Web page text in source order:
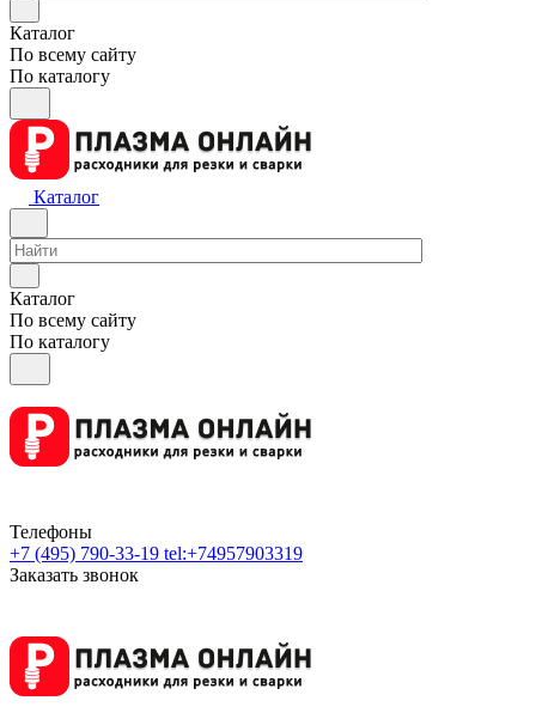
Каталог
По всему сайту
По каталогу
Каталог
Каталог
По всему сайту
По каталогу
Телефоны
+7 (495) 790-33-19 tel:+74957903319
Заказать звонок